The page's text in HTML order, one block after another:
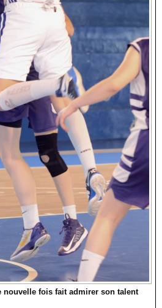
nouvelle fois fait admirer son talent